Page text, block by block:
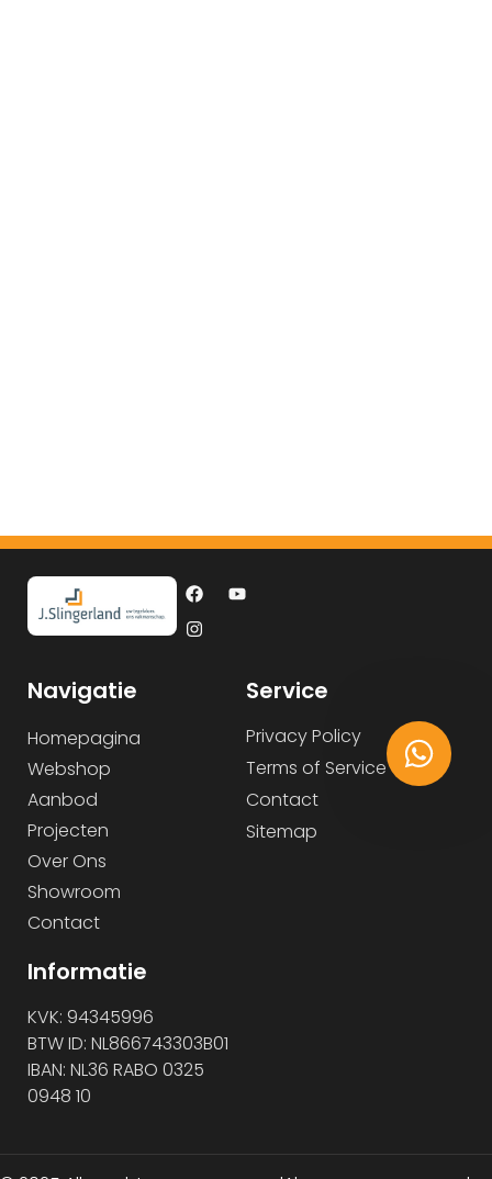
Navigatie
Homepagina
Webshop
Aanbod
Projecten
Over Ons
Showroom
Contact
Service
Privacy Policy
Terms of Service
Contact
Sitemap
Informatie
KVK: 94345996
BTW ID: NL866743303B01
IBAN: NL36 RABO 0325
0948 10